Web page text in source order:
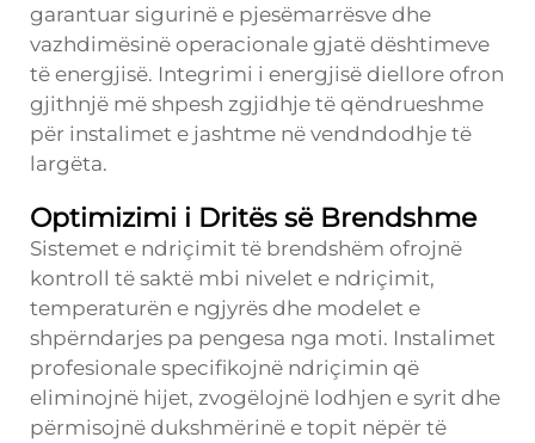
garantuar sigurinë e pjesëmarrësve dhe
vazhdimësinë operacionale gjatë dështimeve
të energjisë. Integrimi i energjisë diellore ofron
gjithnjë më shpesh zgjidhje të qëndrueshme
për instalimet e jashtme në vendndodhje të
largëta.
Optimizimi i Dritës së Brendshme
Sistemet e ndriçimit të brendshëm ofrojnë
kontroll të saktë mbi nivelet e ndriçimit,
temperaturën e ngjyrës dhe modelet e
shpërndarjes pa pengesa nga moti. Instalimet
profesionale specifikojnë ndriçimin që
eliminojnë hijet, zvogëlojnë lodhjen e syrit dhe
përmisojnë dukshmërinë e topit nëpër të